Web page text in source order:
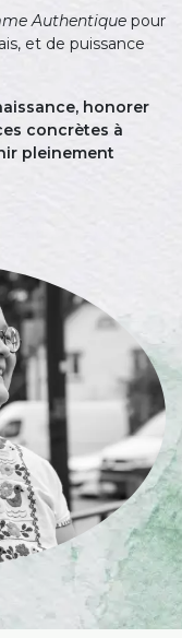
Authentique pour
et de puissance
honorer
concrètes à
pleinement